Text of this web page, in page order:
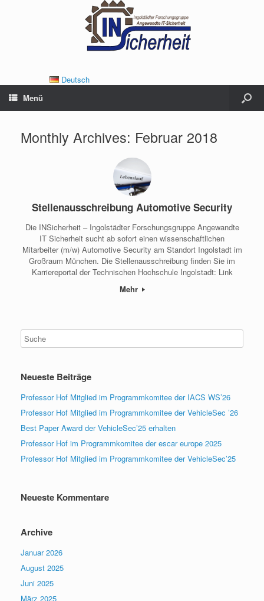
Deutsch
Menü
Monthly Archives: Februar 2018
Stellenausschreibung Automotive Security
Die INSicherheit – Ingolstädter Forschungsgruppe Angewandte
IT Sicherheit sucht ab sofort einen wissenschaftlichen
Mitarbeiter (m/w) Automotive Security am Standort Ingolstadt im
Großraum München. Die Stellenausschreibung finden Sie im
Karriereportal der Technischen Hochschule Ingolstadt: Link
Mehr
Neueste Beiträge
Professor Hof Mitglied im Programmkomitee der IACS WS’26
Professor Hof Mitglied im Programmkomitee der VehicleSec ’26
Best Paper Award der VehicleSec’25 erhalten
Professor Hof im Programmkomitee der escar europe 2025
Professor Hof Mitglied im Programmkomitee der VehicleSec’25
Neueste Kommentare
Archive
Januar 2026
August 2025
Juni 2025
März 2025